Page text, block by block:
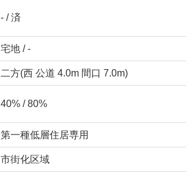
- / 済
宅地 / -
二方(西 公道 4.0m 間口 7.0m)
40% / 80%
第一種低層住居専用
市街化区域